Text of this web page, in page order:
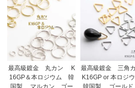
最高級鍍金 丸カン K
16GP＆本ロジウム 韓
国製 マルカン ゴー
最高級鍍金 三角
K16GP or 本ロジ
韓国製 ゴール